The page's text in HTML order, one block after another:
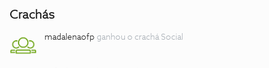
Crachás
madalenaofp ganhou o crachá Social